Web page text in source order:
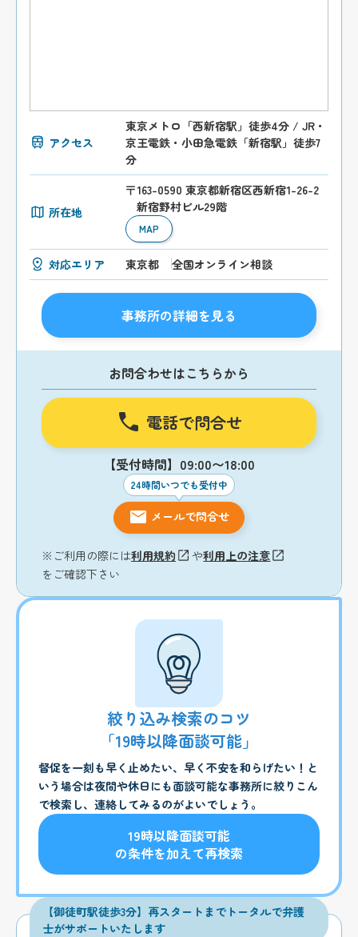
アクセス
東京メトロ「西新宿駅」徒歩4分 / JR・
京王電鉄・小田急電鉄「新宿駅」徒歩7
分
所在地
〒163-0590 東京都新宿区西新宿1-26-2
新宿野村ビル29階
MAP
対応エリア 東京都 全国オンライン相談
事務所の詳細を見る
お問合わせはこちらから
電話で問合せ
【受付時間】09:00〜18:00
24時間いつでも受付中
メールで問合せ
※ご利用の際には利用規約 や利用上の注意
をご確認下さい
絞り込み検索のコツ
「19時以降面談可能」
督促を一刻も早く止めたい、早く不安を和らげたい！と
いう場合は夜間や休日にも面談可能な事務所に絞りこん
で検索し、連絡してみるのがよいでしょう。
19時以降面談可能
の条件を加えて再検索
【御徒町駅徒歩3分】再スタートまでトータルで弁護
士がサポートいたします